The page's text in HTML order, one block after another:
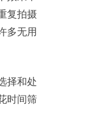
复拍摄
多无用
择和处
时间筛